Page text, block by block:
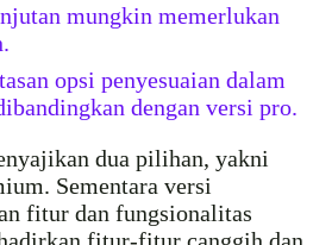
mungkin memerlukan
opsi penyesuaian dalam
dengan versi pro.
dua pilihan, yakni
Sementara versi
fitur dan fungsionalitas
fitur-fitur canggih dan